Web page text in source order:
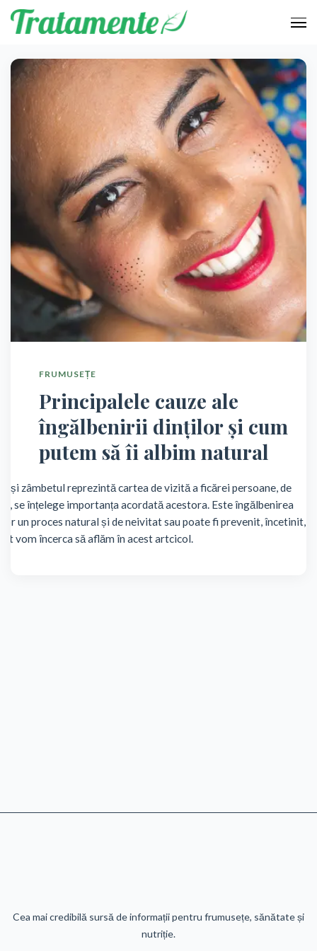
FRUMUSEȚE
Principalele cauze ale
îngălbenirii dinților și cum
putem să îi albim natural
și zâmbetul reprezintă cartea de vizită a ficărei persoane, de
se înțelege importanța acordată acestora. Este îngălbenirea
un proces natural și de neivitat sau poate fi prevenit, încetinit,
vom încerca să aflăm în acest artcicol.
Cea mai credibilă sursă de informații pentru frumusețe, sănătate și
nutriție.